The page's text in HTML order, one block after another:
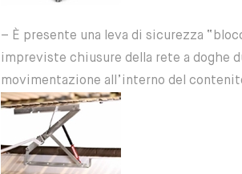
– È presente una leva di sicurezza
impreviste chiusure della rete a doghe
movimentazione all’interno del